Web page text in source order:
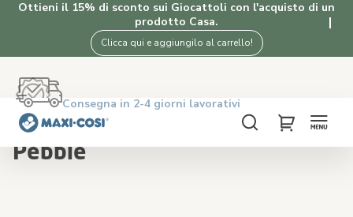
Ottieni il 15% di sconto sui Giocattoli con l'acquisto di un
prodotto Casa.
Clicca qui e aggiungilo al carrello!
Spedizione gratuita oltre i €50. Acquista ora!
4.5★ da 2K clienti che amano i nostri prodotti
Consegna in 2-4 giorni lavorativi
Reso gratuito entro 100 giorni
Cerca
My Cart
Home Servizio clienti
Pebble